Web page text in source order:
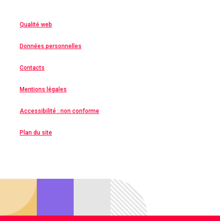
Qualité web
Données personnelles
Contacts
Mentions légales
Accessibilité : non conforme
Plan du site